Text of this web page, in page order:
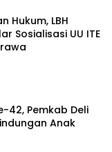
Hukum, LBH
Sosialisasi UU ITE
42, Pemkab Deli
Anak